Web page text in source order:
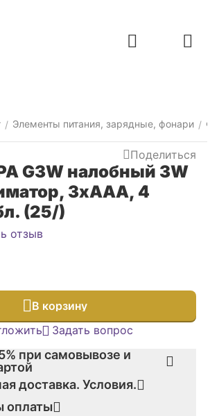
/ Элементы питания, зарядные, фонари /
Поделиться
G3W налобный 3W
3хААА, 4
(25/)
отзыв
В корзину
Задать вопрос
при самовывозе и
доставка. Условия.
оплаты